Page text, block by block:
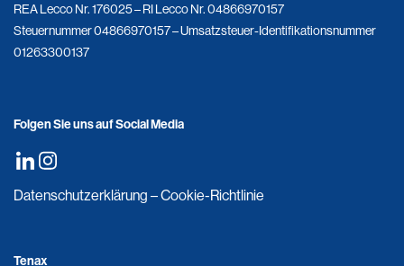
REA Lecco Nr. 176025 – RI Lecco Nr. 04866970157
Steuernummer 04866970157 – Umsatzsteuer-Identifikationsnummer
01263300137
Folgen Sie uns auf Social Media
Datenschutzerklärung –Cookie-Richtlinie
Tenax